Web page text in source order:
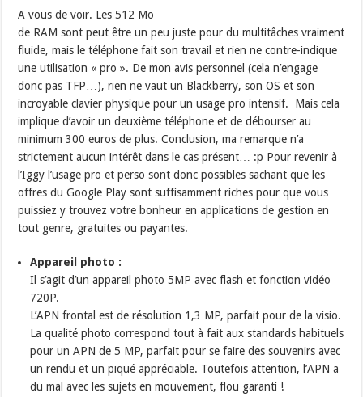
A vous de voir. Les 512 Mo
de RAM sont peut être un peu juste pour du multitâches vraiment
fluide, mais le téléphone fait son travail et rien ne contre-indique
une utilisation « pro ». De mon avis personnel (cela n’engage
donc pas TFP…), rien ne vaut un Blackberry, son OS et son
incroyable clavier physique pour un usage pro intensif. Mais cela
implique d’avoir un deuxième téléphone et de débourser au
minimum 300 euros de plus. Conclusion, ma remarque n’a
strictement aucun intérêt dans le cas présent… :p Pour revenir à
l’Iggy l’usage pro et perso sont donc possibles sachant que les
offres du Google Play sont suffisamment riches pour que vous
puissiez y trouvez votre bonheur en applications de gestion en
tout genre, gratuites ou payantes.
Appareil photo :
Il s’agit d’un appareil photo 5MP avec flash et fonction vidéo
720P.
L’APN frontal est de résolution 1,3 MP, parfait pour de la visio.
La qualité photo correspond tout à fait aux standards habituels
pour un APN de 5 MP, parfait pour se faire des souvenirs avec
un rendu et un piqué appréciable. Toutefois attention, l’APN a
du mal avec les sujets en mouvement, flou garanti !